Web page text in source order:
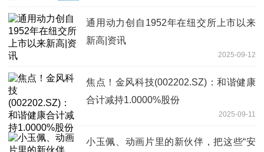
通用动力创自1952年在纽交所上市以来
新高|资讯
2025-09-12
焦点！金风科技(002202.SZ)：和谐健康
合计减持1.0000%股份
2025-09-11
小玉佩、动画片里的新伙伴，把这些“安